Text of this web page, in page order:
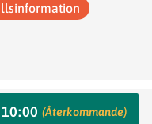
(Återkommande)
i Akalla